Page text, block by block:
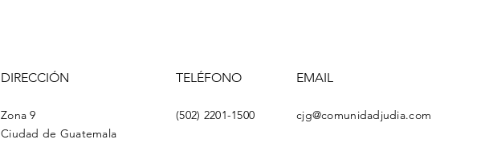
DIRECCIÓN
Zona 9
Ciudad de Guatemala
TELÉFONO
(502) 2201-1500
EMAIL
cjg@comunidadjudia.com